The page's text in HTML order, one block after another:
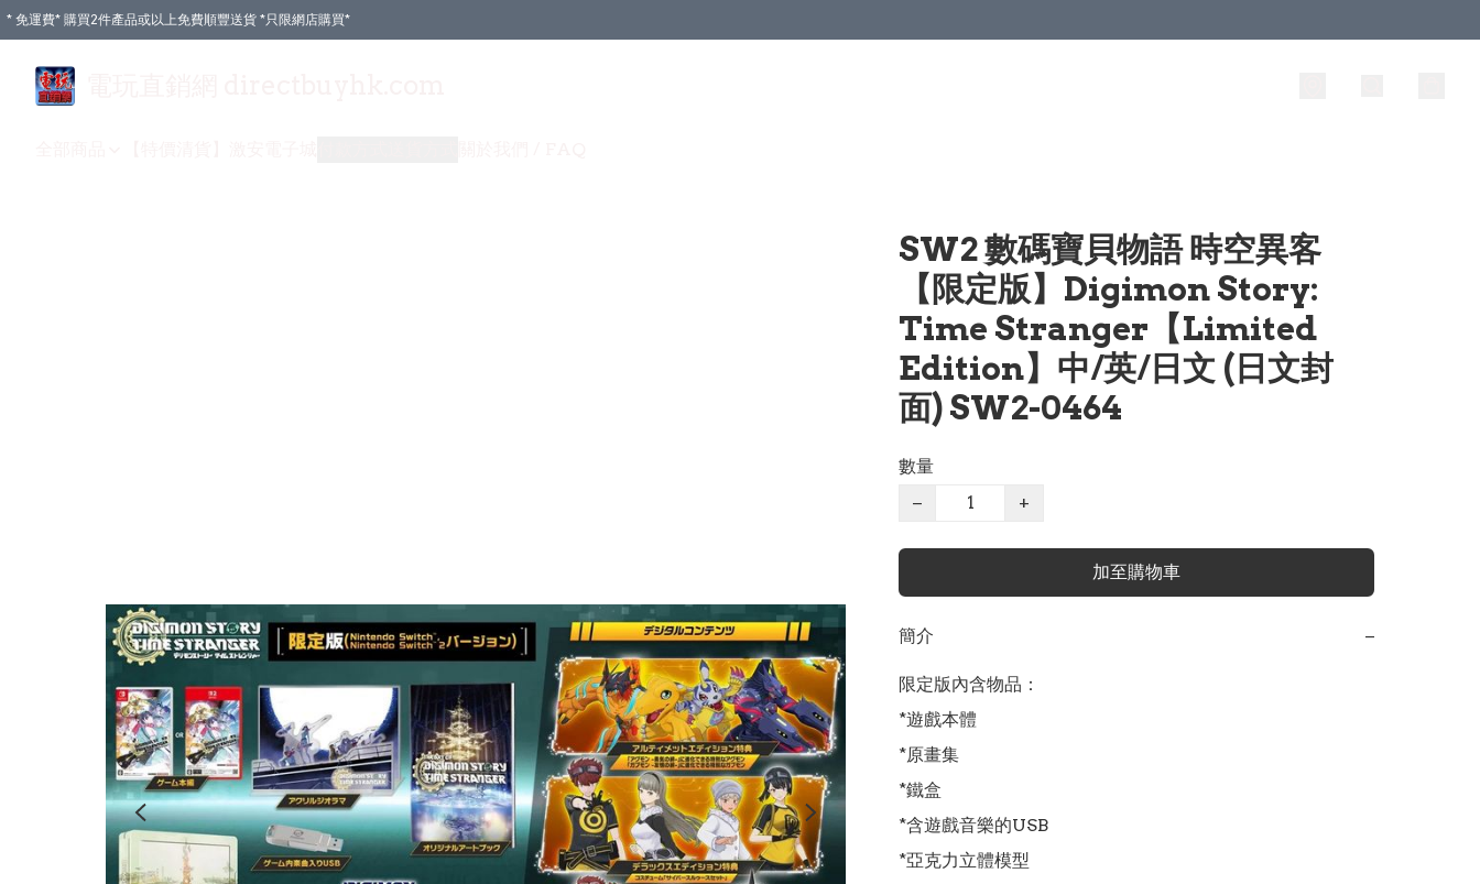
* 免運費* 購買2件產品或以上免費順豐送貨 *只限網店購買*
SW2 數碼寶貝物語 時空異客
【限定版】Digimon Story:
Time Stranger【Limited
Edition】中/英/日文 (日文封
面) SW2-0464
數量
−
+
加至購物車
簡介 −
限定版內含物品：
*遊戲本體
*原畫集
*鐵盒
*含遊戲音樂的USB
*亞克力立體模型